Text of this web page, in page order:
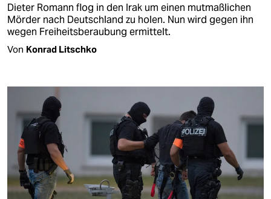
Dieter Romann flog in den Irak um einen mutmaßlichen
Mörder nach Deutschland zu holen. Nun wird gegen ihn
wegen Freiheitsberaubung ermittelt.
Von Konrad Litschko